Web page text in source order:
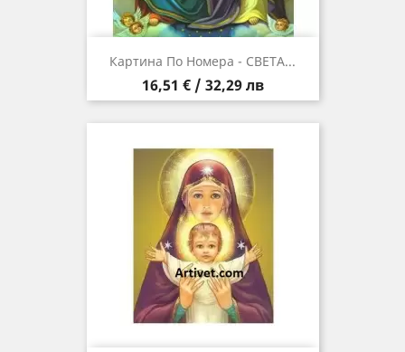
Картина По Номера - СВЕТА...
Цена
16,51 € / 32,29 лв